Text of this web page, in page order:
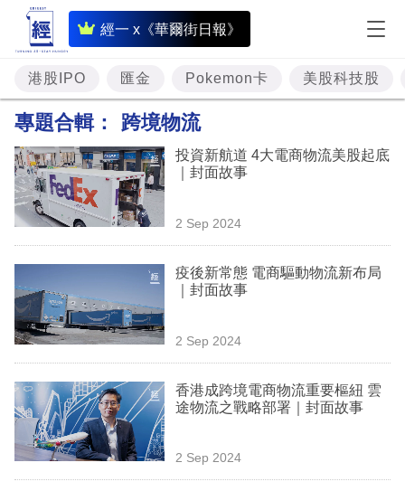
經一 x《華爾街日報》
即
時
財
經
題
投
資
樓
理
商
業
科
技
港股IPO 匯金 Pokemon卡 美股科技股
專題合輯： 跨境物流
投資新航道 4大電商物流美股起底
｜封面故事
2 Sep 2024
疫後新常態 電商驅動物流新布局
｜封面故事
2 Sep 2024
香港成跨境電商物流重要樞紐 雲
途物流之戰略部署｜封面故事
2 Sep 2024